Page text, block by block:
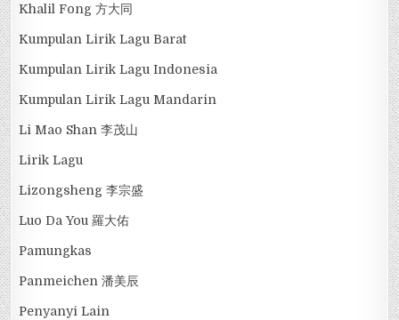
Khalil Fong 方大同
Kumpulan Lirik Lagu Barat
Kumpulan Lirik Lagu Indonesia
Kumpulan Lirik Lagu Mandarin
Li Mao Shan 李茂山
Lirik Lagu
Lizongsheng 李宗盛
Luo Da You 羅大佑
Pamungkas
Panmeichen 潘美辰
Penyanyi Lain